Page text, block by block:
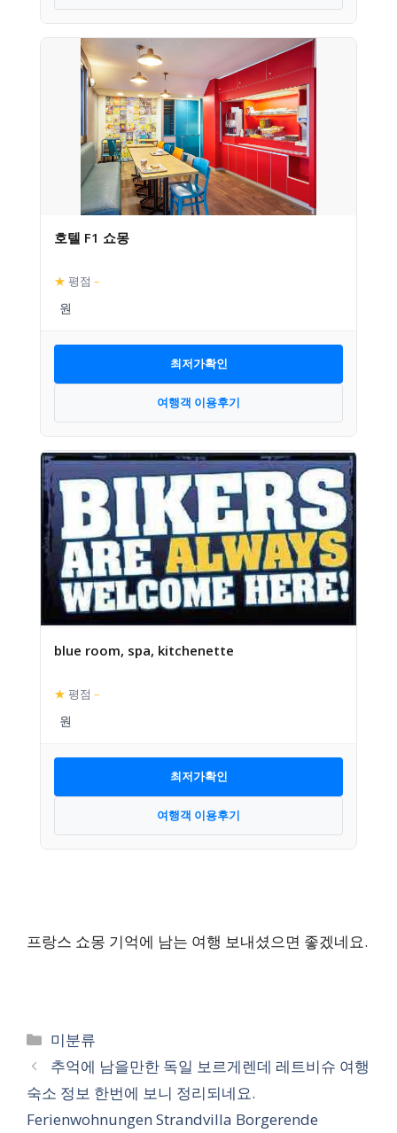
호텔 F1 쇼몽
★ 평점 –
최저가확인
여행객 이용후기
blue room, spa, kitchenette
★ 평점 –
최저가확인
여행객 이용후기
프랑스 쇼몽 기억에 남는 여행 보내셨으면 좋겠네요.
카
테
고
리
미분류
추억에 남을만한 독일 보르게렌데 레트비슈 여행
숙소 정보 한번에 보니 정리되네요.
Ferienwohnungen Strandvilla Borgerende